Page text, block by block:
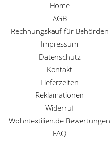
Home
AGB
Rechnungskauf für Behörden
Impressum
Datenschutz
Kontakt
Lieferzeiten
Reklamationen
Widerruf
Wohntextilien.de Bewertungen
FAQ